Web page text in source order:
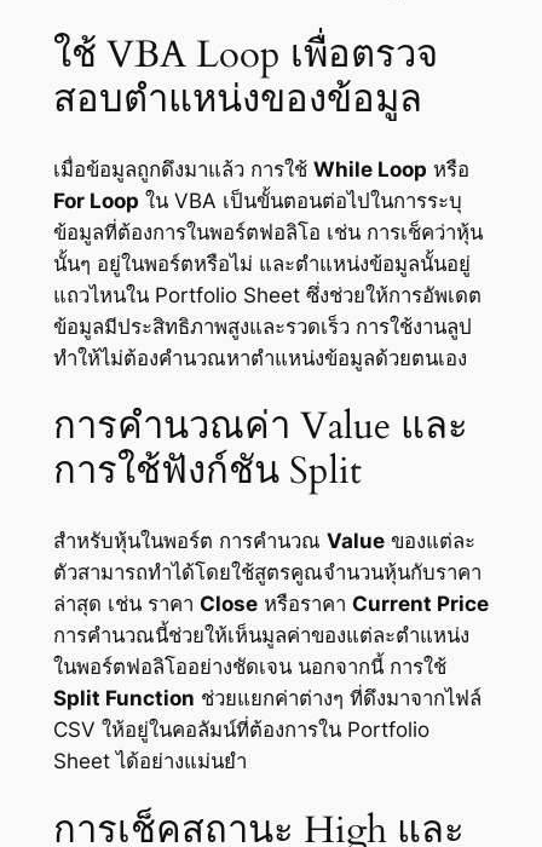
ใช้ VBA Loop เพื่อตรวจ
สอบตำแหน่งของข้อมูล
เมื่อข้อมูลถูกดึงมาแล้ว การใช้ While Loop หรือ
For Loop ใน VBA เป็นขั้นตอนต่อไปในการระบุ
ข้อมูลที่ต้องการในพอร์ตฟอลิโอ เช่น การเช็คว่าหุ้น
นั้นๆ อยู่ในพอร์ตหรือไม่ และตำแหน่งข้อมูลนั้นอยู่
แถวไหนใน Portfolio Sheet ซึ่งช่วยให้การอัพเดต
ข้อมูลมีประสิทธิภาพสูงและรวดเร็ว การใช้งานลูป
ทำให้ไม่ต้องคำนวณหาตำแหน่งข้อมูลด้วยตนเอง
การคำนวณค่า Value และ
การใช้ฟังก์ชัน Split
สำหรับหุ้นในพอร์ต การคำนวณ Valueของแต่ละ
ตัวสามารถทำได้โดยใช้สูตรคูณจำนวนหุ้นกับราคา
ล่าสุด เช่น ราคา Closeหรือราคา Current Price
การคำนวณนี้ช่วยให้เห็นมูลค่าของแต่ละตำแหน่ง
ในพอร์ตฟอลิโออย่างชัดเจน นอกจากนี้ การใช้
Split Function ช่วยแยกค่าต่างๆ ที่ดึงมาจากไฟล์
CSV ให้อยู่ในคอลัมน์ที่ต้องการใน Portfolio
Sheet ได้อย่างแม่นยำ
การเช็คสถานะ High และ